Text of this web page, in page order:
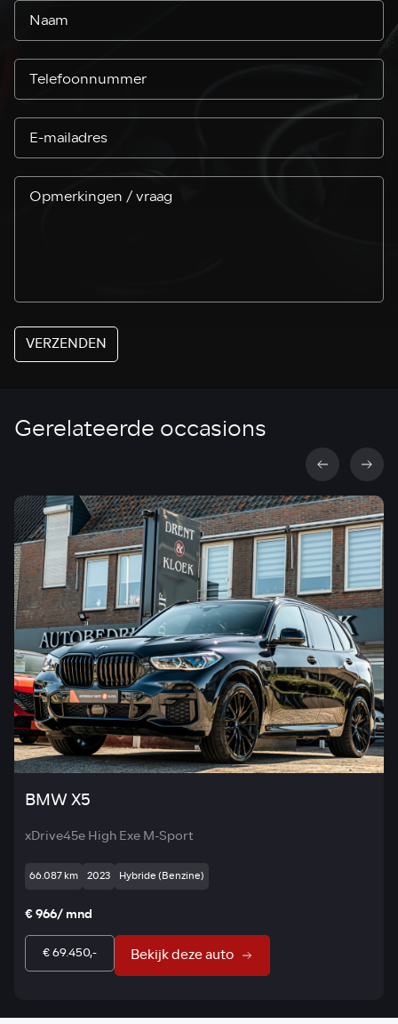
VERZENDEN
Gerelateerde occasions
BMW X5
xDrive45e High Exe M-Sport
66.087 km 2023 Hybride (Benzine)
€ 966/ mnd
€ 69.450,- Bekijk deze auto